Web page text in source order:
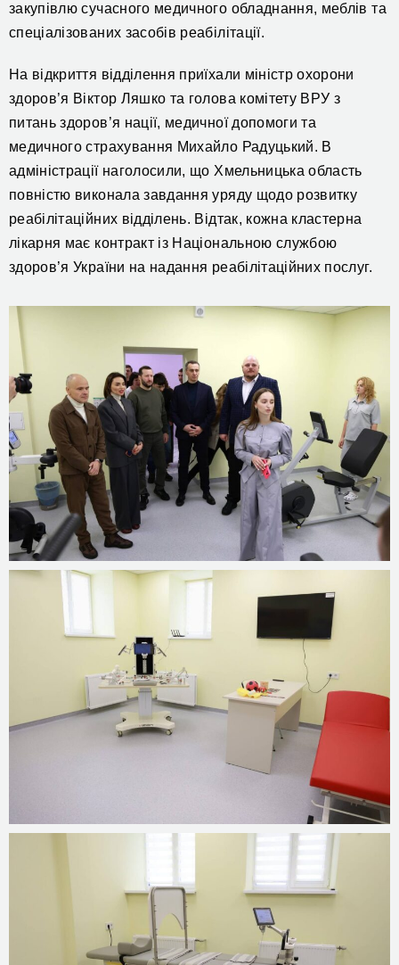
закупівлю сучасного медичного обладнання, меблів та
спеціалізованих засобів реабілітації.
На відкриття відділення приїхали міністр охорони
здоров’я Віктор Ляшко та голова комітету ВРУ з
питань здоров’я нації, медичної допомоги та
медичного страхування Михайло Радуцький. В
адміністрації наголосили, що Хмельницька область
повністю виконала завдання уряду щодо розвитку
реабілітаційних відділень. Відтак, кожна кластерна
лікарня має контракт із Національною службою
здоров’я України на надання реабілітаційних послуг.